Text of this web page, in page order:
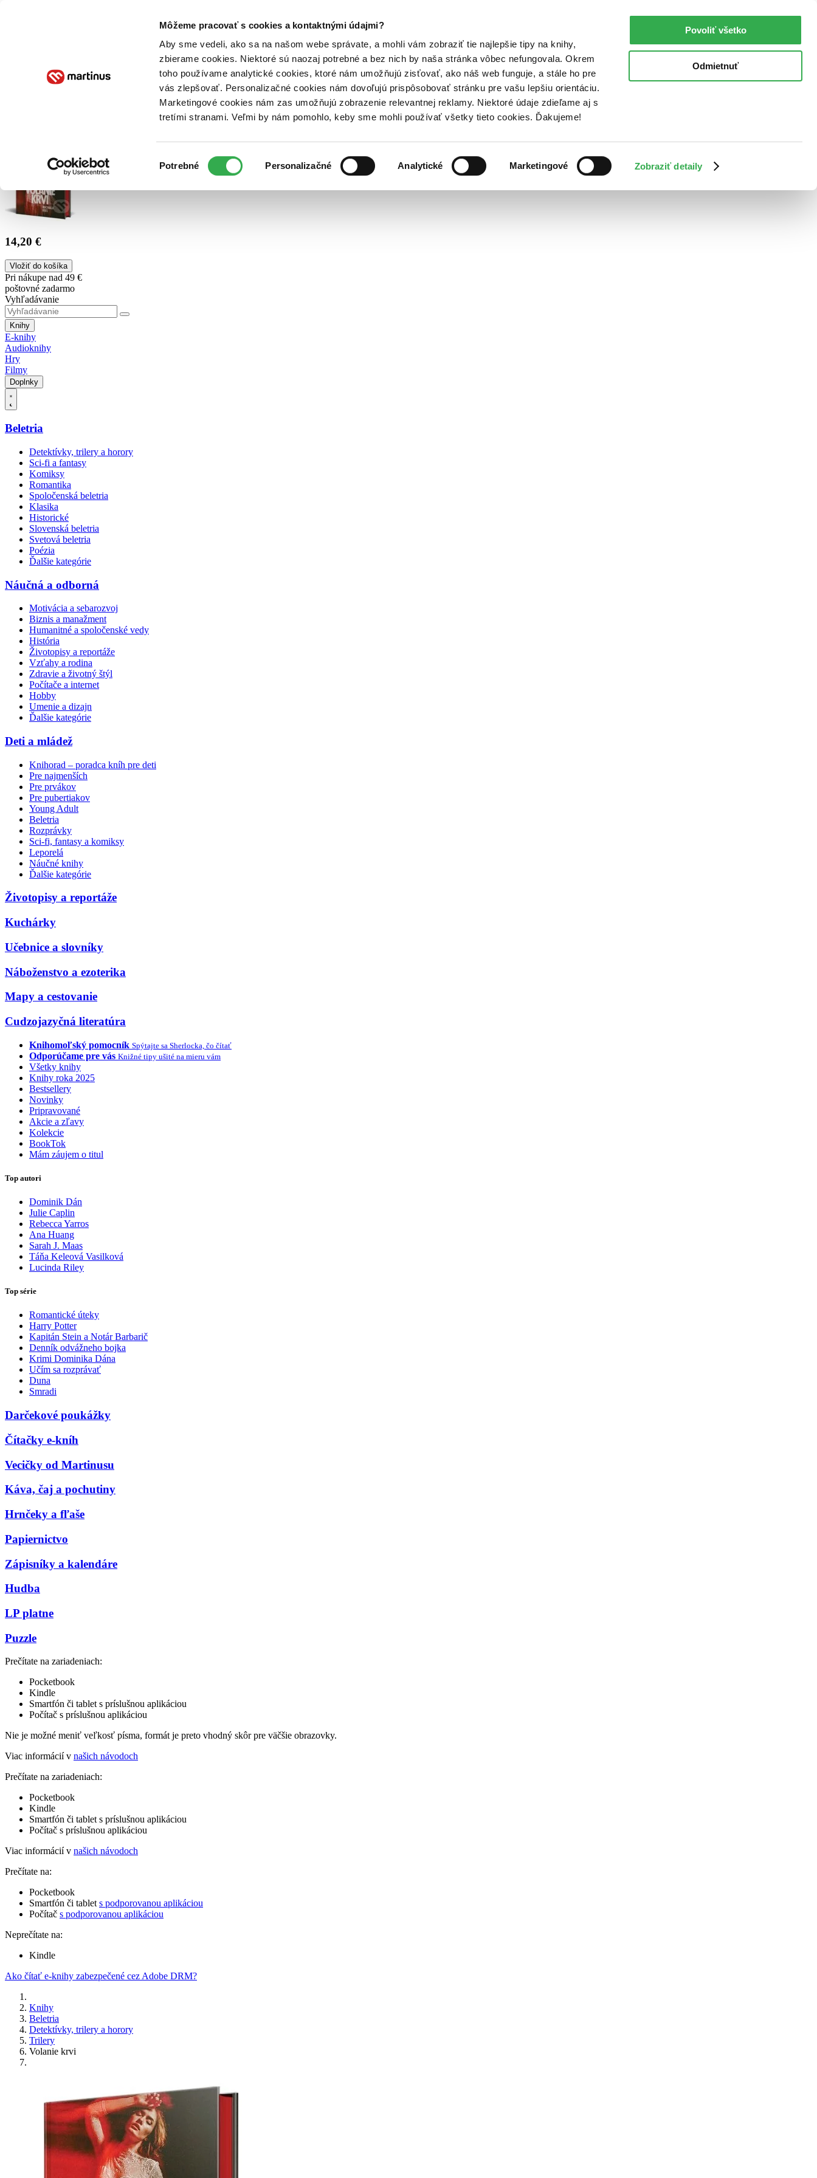
Môžeme pracovať s cookies a kontaktnými údajmi?
Aby sme vedeli, ako sa na našom webe správate, a mohli vám zobraziť tie najlepšie tipy na knihy,
zbierame cookies. Niektoré sú naozaj potrebné a bez nich by naša stránka vôbec nefungovala. Okrem
toho používame analytické cookies, ktoré nám umožňujú zisťovať, ako náš web funguje, a stále ho pre
vás zlepšovať. Personalizačné cookies nám dovoľujú prispôsobovať stránku pre vašu lepšiu orientáciu.
Marketingové cookies nám zas umožňujú zobrazenie relevantnej reklamy. Niektoré údaje zdieľame aj s
tretími stranami. Veľmi by nám pomohlo, keby sme mohli používať všetky tieto cookies. Ďakujeme!
súhlasu
Potrebné Personalizačné Analytické Marketingové Zobraziť detaily
Povoliť všetko
Odmietnuť
Poukážky Kontakt
14,20 €
Vložiť do košíka
Pri nákupe nad 49 €
poštovné zadarmo
Vyhľadávanie
Knihy
E-knihy
Audioknihy
Hry
Filmy
Doplnky
Beletria
Detektívky, trilery a horory
Sci-fi a fantasy
Komiksy
Romantika
Spoločenská beletria
Klasika
Historické
Slovenská beletria
Svetová beletria
Poézia
Ďalšie kategórie
Náučná a odborná
Motivácia a sebarozvoj
Biznis a manažment
Humanitné a spoločenské vedy
História
Životopisy a reportáže
Vzťahy a rodina
Zdravie a životný štýl
Počítače a internet
Hobby
Umenie a dizajn
Ďalšie kategórie
Deti a mládež
Knihorad – poradca kníh pre deti
Pre najmenších
Pre prvákov
Pre pubertiakov
Young Adult
Beletria
Rozprávky
Sci-fi, fantasy a komiksy
Leporelá
Náučné knihy
Ďalšie kategórie
Životopisy a reportáže
Kuchárky
Učebnice a slovníky
Náboženstvo a ezoterika
Mapy a cestovanie
Cudzojazyčná literatúra
Knihomoľský pomocník Spýtajte sa Sherlocka, čo čítať
Odporúčame pre vás Knižné tipy ušité na mieru vám
Všetky knihy
Knihy roka 2025
Bestsellery
Novinky
Pripravované
Akcie a zľavy
Kolekcie
BookTok
Mám záujem o titul
Top autori
Dominik Dán
Julie Caplin
Rebecca Yarros
Ana Huang
Sarah J. Maas
Táňa Keleová Vasilková
Lucinda Riley
Top série
Romantické úteky
Harry Potter
Kapitán Stein a Notár Barbarič
Denník odvážneho bojka
Krimi Dominika Dána
Učím sa rozprávať
Duna
Smradi
Darčekové poukážky
Čítačky e-kníh
Vecičky od Martinusu
Káva, čaj a pochutiny
Hrnčeky a fľaše
Papiernictvo
Zápisníky a kalendáre
Hudba
LP platne
Puzzle
Prečítate na zariadeniach:
Pocketbook
Kindle
Smartfón či tablet s príslušnou aplikáciou
Počítač s príslušnou aplikáciou
Nie je možné meniť veľkosť písma, formát je preto vhodný skôr pre väčšie obrazovky.
Viac informácií v našich návodoch
Prečítate na zariadeniach:
Pocketbook
Kindle
Smartfón či tablet s príslušnou aplikáciou
Počítač s príslušnou aplikáciou
Viac informácií v našich návodoch
Prečítate na:
Pocketbook
Smartfón či tablet s podporovanou aplikáciou
Počítač s podporovanou aplikáciou
Neprečítate na:
Kindle
Ako čítať e-knihy zabezpečené cez Adobe DRM?
Knihy
Beletria
Detektívky, trilery a horory
Trilery
Volanie krvi